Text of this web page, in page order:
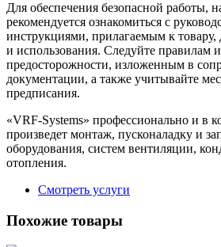
Для обеспечения безопасной работы,
рекомендуется ознакомиться с
инструкциями, прилагаемым к товару,
и использования. Следуйте правилам
предосторожности, изложенным в
документации, а также учитывайте
предписания.
«VRF-Systems» профессионально и в
произведет монтаж, пусконаладку и
оборудования, систем вентиляции,
отопления.
Смотреть услуги
Похожие товары